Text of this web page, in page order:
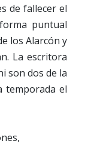
de fallecer el
puntual
los Alarcón y
La escritora
son dos de la
temporada el